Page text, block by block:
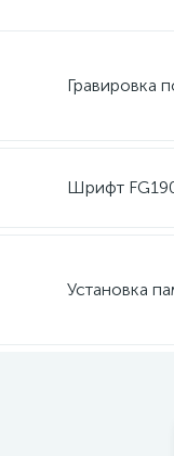
Гравировка
Шрифт
Установка